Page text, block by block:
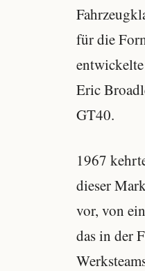
für die
Eric
GT40.
1967
dieser
vor, von
das in der